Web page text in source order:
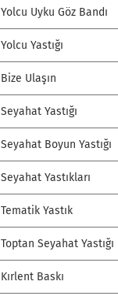
Yolcu Uyku Göz Bandı
Yolcu Yastığı
Bize Ulaşın
Seyahat Yastığı
Seyahat Boyun Yastığı
Seyahat Yastıkları
Tematik Yastık
Toptan Seyahat Yastığı
Kırlent Baskı